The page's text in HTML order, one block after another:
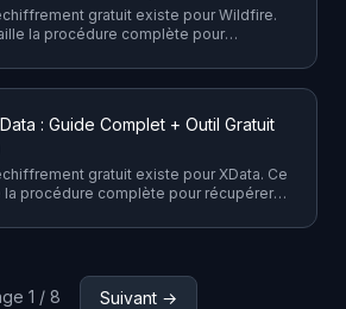
gratuit existe pour Wildfire.
la procédure complète pour
nécessaires.
: Guide Complet + Outil Gratuit
gratuit existe pour XData. Ce
la procédure complète pour récupérer
1 / 8 Suivant →